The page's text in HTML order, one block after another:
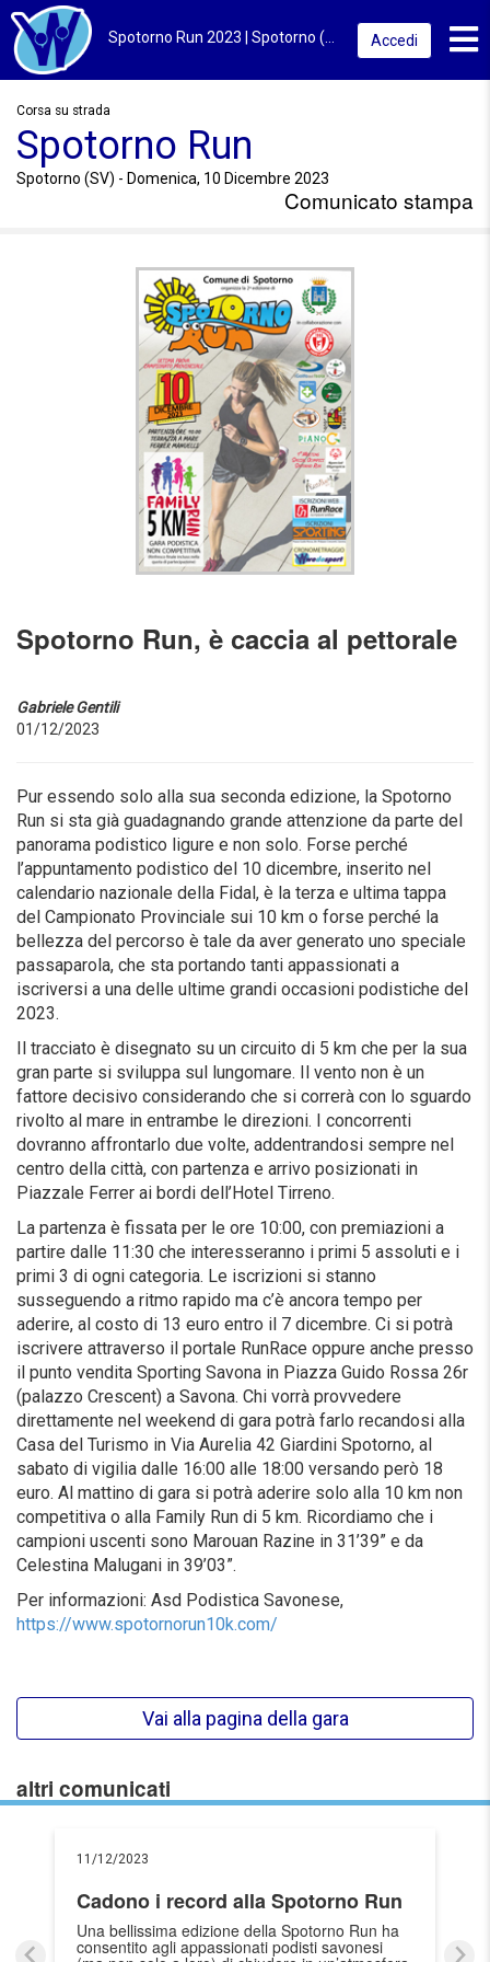
Accedi
Corsa su strada
Spotorno Run
Spotorno (SV) - Domenica, 10 Dicembre 2023
Comunicato stampa
Spotorno Run, è caccia al pettorale
Gabriele Gentili
01/12/2023
Pur essendo solo alla sua seconda edizione, la Spotorno
Run si sta già guadagnando grande attenzione da parte del
panorama podistico ligure e non solo. Forse perché
l’appuntamento podistico del 10 dicembre, inserito nel
calendario nazionale della Fidal, è la terza e ultima tappa
del Campionato Provinciale sui 10 km o forse perché la
bellezza del percorso è tale da aver generato uno speciale
passaparola, che sta portando tanti appassionati a
iscriversi a una delle ultime grandi occasioni podistiche del
2023.
Il tracciato è disegnato su un circuito di 5 km che per la sua
gran parte si sviluppa sul lungomare. Il vento non è un
fattore decisivo considerando che si correrà con lo sguardo
rivolto al mare in entrambe le direzioni. I concorrenti
dovranno affrontarlo due volte, addentrandosi sempre nel
centro della città, con partenza e arrivo posizionati in
Piazzale Ferrer ai bordi dell’Hotel Tirreno.
La partenza è fissata per le ore 10:00, con premiazioni a
partire dalle 11:30 che interesseranno i primi 5 assoluti e i
primi 3 di ogni categoria. Le iscrizioni si stanno
susseguendo a ritmo rapido ma c’è ancora tempo per
aderire, al costo di 13 euro entro il 7 dicembre. Ci si potrà
iscrivere attraverso il portale RunRace oppure anche presso
il punto vendita Sporting Savona in Piazza Guido Rossa 26r
(palazzo Crescent) a Savona. Chi vorrà provvedere
direttamente nel weekend di gara potrà farlo recandosi alla
Casa del Turismo in Via Aurelia 42 Giardini Spotorno, al
sabato di vigilia dalle 16:00 alle 18:00 versando però 18
euro. Al mattino di gara si potrà aderire solo alla 10 km non
competitiva o alla Family Run di 5 km. Ricordiamo che i
campioni uscenti sono Marouan Razine in 31’39” e da
Celestina Malugani in 39’03”.
Per informazioni: Asd Podistica Savonese,
https://www.spotornorun10k.com/
Vai alla pagina della gara
altri comunicati
11/12/2023
Cadono i record alla Spotorno Run
Una bellissima edizione della Spotorno Run ha
consentito agli appassionati podisti savonesi